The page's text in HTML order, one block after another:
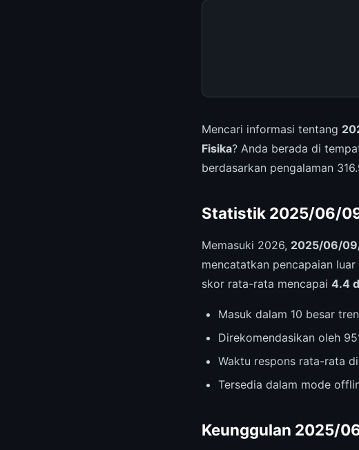
Mencari informasi tentang
Fisika? Anda berada di
berdasarkan pengalaman
Statistik 2025/06/
Memasuki 2026, 2025/06/09/
mencatatkan pencapaian
skor rata-rata mencapai 4.4
Masuk dalam 10 besar
Direkomendasikan oleh
Waktu respons rata-rata
Tersedia dalam mode
Keunggulan 2025/